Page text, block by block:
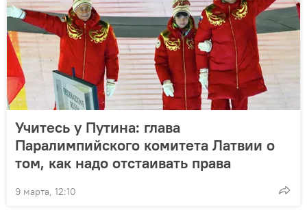
Учитесь у Путина: глава
Паралимпийского комитета Латвии о
том, как надо отстаивать права
9 марта, 12:10